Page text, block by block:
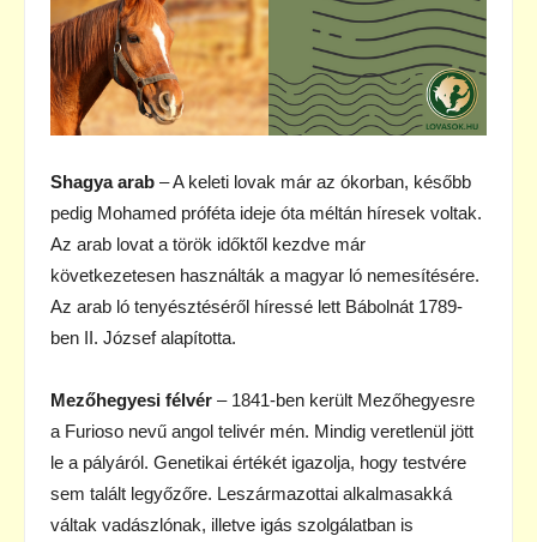
Shagya arab – A keleti lovak már az ókorban, később
pedig Mohamed próféta ideje óta méltán híresek voltak.
Az arab lovat a török időktől kezdve már
következetesen használták a magyar ló nemesítésére.
Az arab ló tenyésztéséről híressé lett Bábolnát 1789-
ben II. József alapította.
Mezőhegyesi félvér – 1841-ben került Mezőhegyesre
a Furioso nevű angol telivér mén. Mindig veretlenül jött
le a pályáról. Genetikai értékét igazolja, hogy testvére
sem talált legyőzőre. Leszármazottai alkalmasakká
váltak vadászlónak, illetve igás szolgálatban is